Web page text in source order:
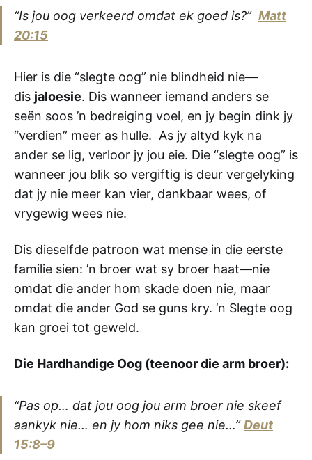
“Is jou oog verkeerd omdat ek goed is?” Matt
20:15
Hier is die “slegte oog” nie blindheid nie—
dis jaloesie. Dis wanneer iemand anders se
seën soos ’n bedreiging voel, en jy begin dink jy
“verdien” meer as hulle. As jy altyd kyk na
ander se lig, verloor jy jou eie. Die “slegte oog” is
wanneer jou blik so vergiftig is deur vergelyking
dat jy nie meer kan vier, dankbaar wees, of
vrygewig wees nie.
Dis dieselfde patroon wat mense in die eerste
familie sien: ’n broer wat sy broer haat—nie
omdat die ander hom skade doen nie, maar
omdat die ander God se guns kry. ’n Slegte oog
kan groei tot geweld.
Die Hardhandige Oog (teenoor die arm broer):
“Pas op… dat jou oog jou arm broer nie skeef
aankyk nie… en jy hom niks gee nie…”Deut
15:8–9